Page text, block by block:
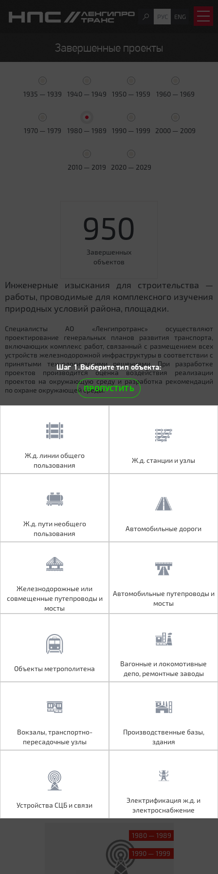
РУС ENG
Завершенные проекты
1935 — 1939 1940 — 1949 1950 — 1959 1960 — 1969
1970 — 1979 1980 — 1989 1990 — 1999 2000 — 2009
2010 — 2019 2020 — 2029
950
Завершенных
объектов
Инженерные изыскания для строительства —
работы, проводимые для комплексного изучения
природных условий района, площадки.
Специалисты АО «Ленгипротранс» осуществляют
проектирование генеральных планов развития транспорта,
включающих комплекс работ, связанный с размещением всех
устройств железнодорожной инфраструктуры в соответствии с
принятыми технологическими решениями. При разработке
проектов производится оценка воздействия реализации
проектов на окружающую среду и разработка рекомендаций
по охране окружающей среды.
Ж.д. линии общего
пользования
Ж.д. пути необщего
пользования
Автомобильные дороги
Железнодорожные или
совмещенные путепроводы и
мосты
Автомобильные путепроводы и
мосты
Вагонные и локомотивные
Вокзалы, транспортно-
пересадочные узлы
Производственные базы,
Электрификация ж.д. и
электроснабжение
Шаг 1.Выберите тип объекта:
ПРОПУСТИТЬ
Ж.д. линии общего
пользования
Ж.д. станции и узлы
Ж.д. пути необщего
пользования
Автомобильные дороги
Железнодорожные или
совмещенные путепроводы и
мосты
Автомобильные путепроводы и
мосты
Объекты метрополитена
Вагонные и локомотивные
депо, ремонтные заводы
Вокзалы, транспортно-
пересадочные узлы
Производственные базы,
здания
Устройства СЦБ и связи
Электрификация ж.д. и
электроснабжение
1980 — 1989
1990 — 1999